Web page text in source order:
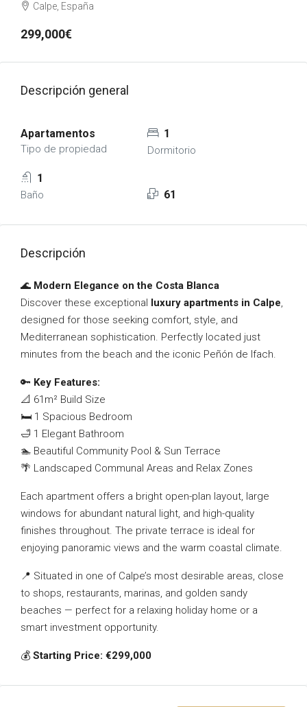
Calpe, España
299,000€
Descripción general
Apartamentos
Tipo de propiedad
1
Dormitorio
1
Baño 61
Descripción
🌊 Modern Elegance on the Costa Blanca
Discover these exceptional luxury apartments in Calpe,
designed for those seeking comfort, style, and
Mediterranean sophistication. Perfectly located just
minutes from the beach and the iconic Peñón de Ifach.
🔑 Key Features:
📐 61m² Build Size
🛏️ 1 Spacious Bedroom
🛁 1 Elegant Bathroom
🏊 Beautiful Community Pool & Sun Terrace
🌴 Landscaped Communal Areas and Relax Zones
Each apartment offers a bright open-plan layout, large
windows for abundant natural light, and high-quality
finishes throughout. The private terrace is ideal for
enjoying panoramic views and the warm coastal climate.
📍 Situated in one of Calpe’s most desirable areas, close
to shops, restaurants, marinas, and golden sandy
beaches — perfect for a relaxing holiday home or a
smart investment opportunity.
💰 Starting Price: €299,000